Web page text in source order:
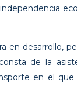
en desarrollo,
de la
en el